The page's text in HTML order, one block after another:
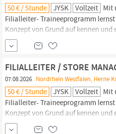
50 € / Stunde JYSK Vollzeit Mit
Filialleiter- Traineeprogramm
Konzept von Grund auf kennen
Führungskraft mit Verantwortung
Teil eines internationalen
unternehmerisches Denken aktiv
FILIALLEITER / STORE
07.08.2026 Nordrhein Westfalen, Herne
50 € / Stunde JYSK Vollzeit Mit
Filialleiter- Traineeprogramm
Konzept von Grund auf kennen
Führungskraft mit Verantwortung